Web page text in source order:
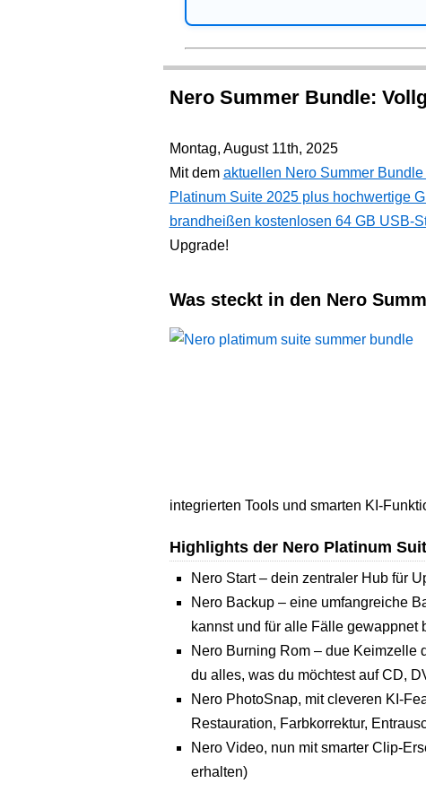
Nero Summer Bundle:
Montag, August 11th, 2025
Mit dem aktuellen Nero Summer
Platinum Suite 2025 plus hochwertige
brandheißen kostenlosen 64 GB USB-
Upgrade!
Was steckt in den Nero
integrierten Tools und smarten KI-
Highlights der Nero Platinum
Nero Start – dein zentraler Hub für
Nero Backup – eine umfangreiche
kannst und für alle Fälle gewappnet
Nero Burning Rom – due Keimzelle
du alles, was du möchtest auf CD,
Nero PhotoSnap, mit cleveren KI-
Restauration, Farb­korrektur,
Nero Video, nun mit smarter Clip-
erhalten)